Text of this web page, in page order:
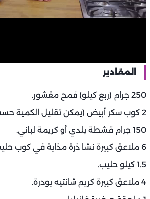
المقادير
250 جرام (ربع كيلو) قمح مقشور.
2 كوب سكر أبيض (يمكن تقليل الكمية حسب الرغبة).
150 جرام قشطة بلدي أو كريمة لباني.
6 ملاعق كبيرة نشا ذرة مذابة في كوب حليب.
1.5 كيلو حليب.
4 ملاعق كبيرة كريم شانتيه بودرة.